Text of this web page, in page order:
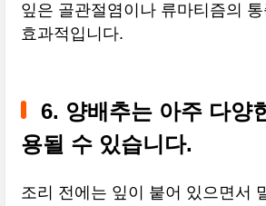
잎은 골관절염이나 류마티즘의 통
효과적입니다.
6. 양배추는 아주 다양
용될 수 있습니다.
조리 전에는 잎이 붙어 있으면서